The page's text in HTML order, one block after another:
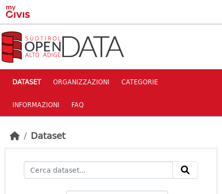
Skip to main content
DATASET ORGANIZZAZIONI CATEGORIE
INFORMAZIONI FAQ
Dataset